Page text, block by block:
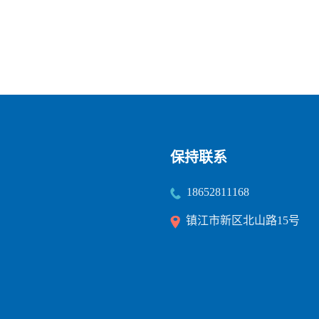
保持联系
18652811168
镇江市新区北山路15号